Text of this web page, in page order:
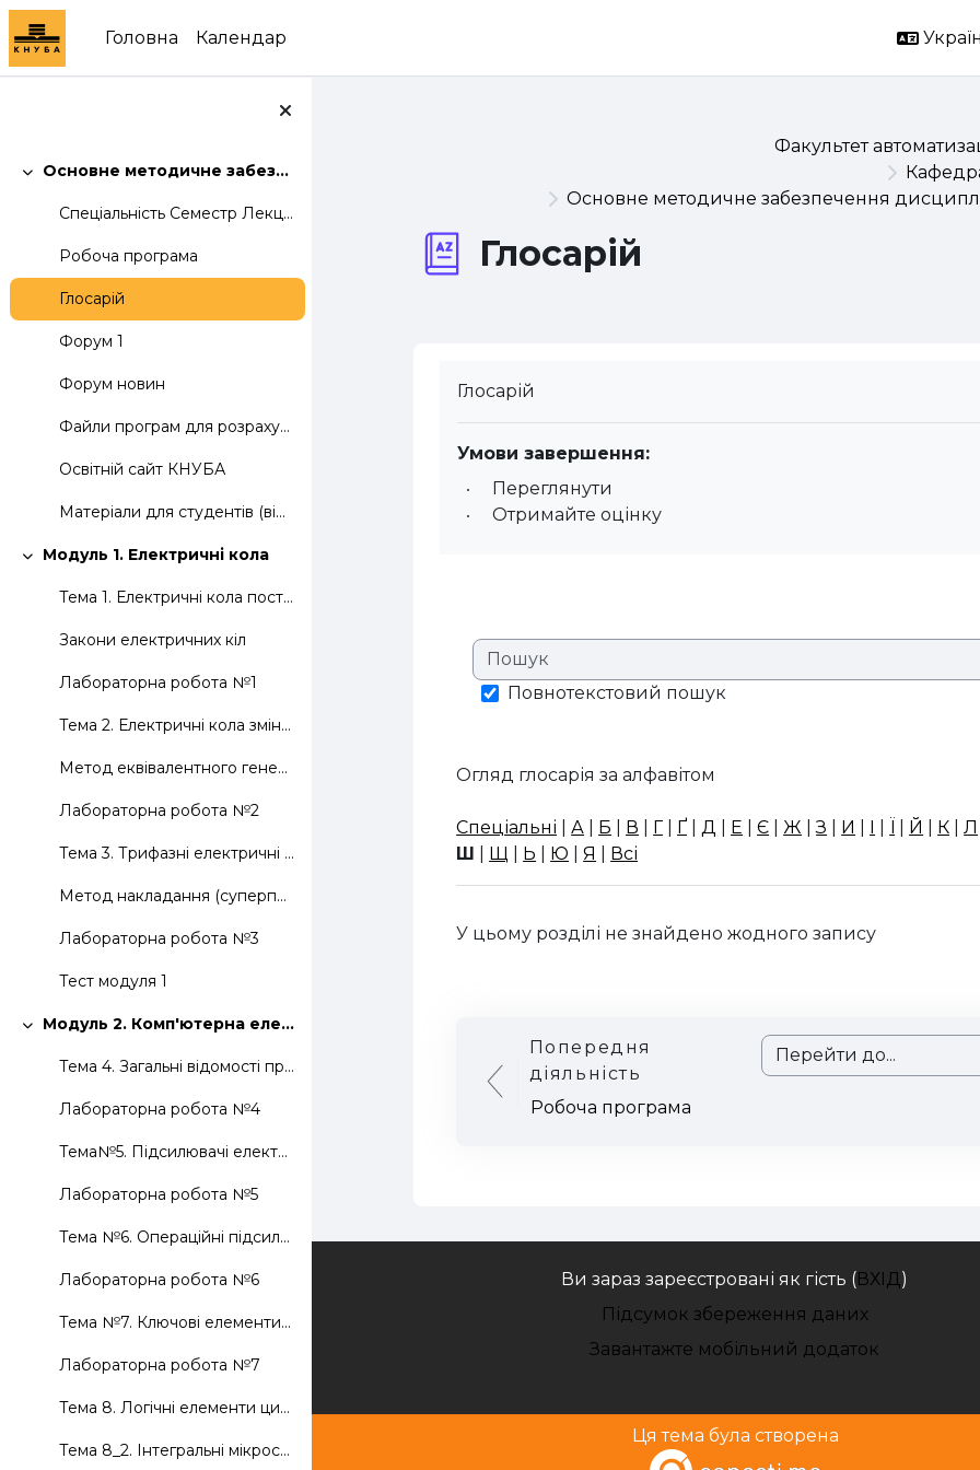
Перейти до головного вмісту
Головна
Календар
Згорнути
Основне методичне забезпечення дисципліни "Комп'ютерна електроніка"
Спеціальність Семестр Лекцій Лаб. Практ....
Робоча програма
Глосарій
Форум 1
Форум новин
Файли програм для розрахунку електричних кіл
Освітній сайт КНУБА
Матеріали для студентів (віртуальні лабораторні роботи для дистанційного виконання)
Згорнути
Модуль 1. Електричні кола
Тема 1. Електричні кола постійного струму
Закони електричних кіл
Лабораторна робота №1
Тема 2. Електричні кола змінного струму
Метод еквівалентного генератора
Лабораторна робота №2
Тема 3. Трифазні електричні кола змінного струму
Метод накладання (суперпозиції)
Лабораторна робота №3
Тест модуля 1
Згорнути
Модуль 2. Комп'ютерна електроніка
Тема 4. Загальні відомості про принципи роботи і характеристики напівпровідникових приладів. Елементна база мікропроцесорної техніки
Лабораторна робота №4
Тема№5. Підсилювачі електричних сигналів
Лабораторна робота №5
Тема №6. Операційні підсилювачі
Лабораторна робота №6
Тема №7. Ключові елементи на біполярних і уніполярних транзисторах
Лабораторна робота №7
Тема 8. Логічні елементи цифрових пристроїв. Тригерні схеми та їх застосування
Тема 8_2. Інтегральні мікросхеми, основні параметри. Логічні елементи і цифрові пристрої.
Факультет
Основне методичне забезпечення
Глосарій
Глосарій
Умови завершення:
Переглянути
Отримайте оцінку
Повнотекстовий пошук
Огляд глосарія за алфавітом
Спеціальні |А Б В Г Ґ |Д Е |Є Ж |З И І Ї Й К |Л
Ш
Щ Ь Ю |Я Всі
У цьому розділі не знайдено жодного запису
Попередня
діяльність
Робоча програма
Перейти до...
Зворотній зв'язок Ви зараз зареєстровані як гість (ВХІД)
Підсумок збереження даних
Завантажте мобільний додаток
Ця тема була створена